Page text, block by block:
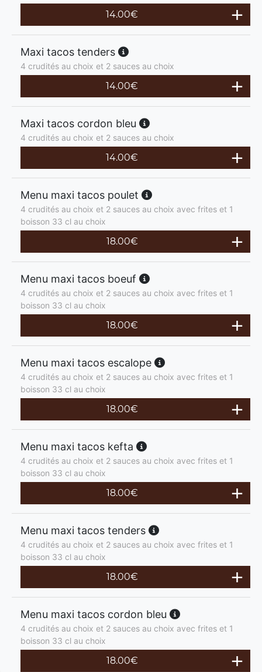
14.00€
Maxi tacos tenders
4 crudités au choix et 2 sauces au choix
14.00€
Maxi tacos cordon bleu
4 crudités au choix et 2 sauces au choix
14.00€
Menu maxi tacos poulet
4 crudités au choix et 2 sauces au choix avec frites et 1
boisson 33 cl au choix
18.00€
Menu maxi tacos boeuf
4 crudités au choix et 2 sauces au choix avec frites et 1
boisson 33 cl au choix
18.00€
Menu maxi tacos escalope
4 crudités au choix et 2 sauces au choix avec frites et 1
boisson 33 cl au choix
18.00€
Menu maxi tacos kefta
4 crudités au choix et 2 sauces au choix avec frites et 1
boisson 33 cl au choix
18.00€
Menu maxi tacos tenders
4 crudités au choix et 2 sauces au choix avec frites et 1
boisson 33 cl au choix
18.00€
Menu maxi tacos cordon bleu
4 crudités au choix et 2 sauces au choix avec frites et 1
boisson 33 cl au choix
18.00€